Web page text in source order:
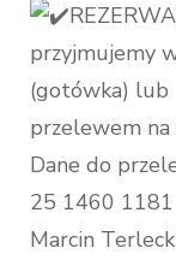
przyjmujemy
(gotówka) lub
przelewem na
Dane do
25 1460
Marcin